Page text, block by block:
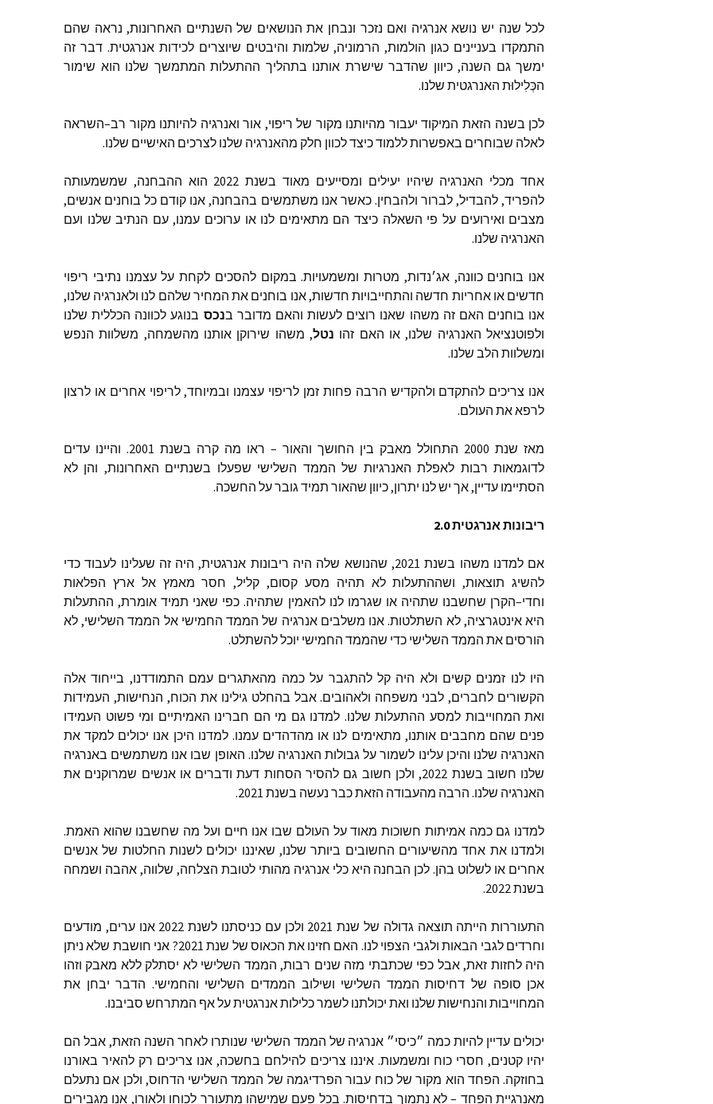
לכל שנה יש נושא אנרגיה ואם נזכר ונבחן את הנושאים של השנתיים האחרונות, נראה שהם
התמקדו בעניינים כגון הולמות, הרמוניה, שלמות והיבטים שיוצרים לכידות אנרגטית.דבר זה
ימשך גם השנה,כיוון שהדבר שישרת אותנו בתהליך ההתעלות המתמשך שלנו הוא שימור
הכְּלִילוּת האנרגטית שלנו.
לכן בשנה הזאת המיקוד יעבור מהיותנו מקור של ריפוי, אור ואנרגיה להיותנו מקור רב–השראה
לאלה שבוחרים באפשרותללמודכיצדלכוון חלק מהאנרגיה שלנו לצרכים האישיים שלנו.
אחד מכלי האנרגיה שיהיו יעילים ומסייעים מאוד בשנת2022 הוא ההבחנה, שמשמעותה
להפריד, להבדיל,לברור ולהבחין.כאשר אנו משתמשים בהבחנה, אנו קודם כל בוחנים אנשים,
מצבים ואירועים על פי השאלה כיצד הם מתאימים לנו או ערוכים עמנו,עם הנתיב שלנו ועם
האנרגיה שלנו.
אנו בוחנים כוונה,אג׳נדות, מטרות ומשמעויות. במקום להסכים לקחת על עצמנו נתיבי ריפוי
חדשים או אחריות חדשה והתחייבויות חדשות,אנו בוחנים את המחיר שלהם לנו ולאנרגיה שלנו,
אנו בוחנים האם זה משהו שאנו רוצים לעשות והאם מדובר בנכס בנוגע לכוונה הכללית שלנו
ולפוטנציאל האנרגיה שלנו, או האם זהו נטל, משהו שירוקן אותנו מהשמחה, משלוות הנפש
ומשלוות הלב שלנו.
אנו צריכים להתקדם ולהקדיש הרבה פחות זמן לריפוי עצמנו ובמיוחד,לריפוי אחרים או לרצון
לרפאאת העולם.
מאז שנת התחולל מאבק בין החושך והאור – ראו מה קרה בשנת והיינו עדים
לדוגמאות רבות לאפלת האנרגיות של הממד השלישי שפעלו בשנתיים האחרונות, והן לא
הסתיימו עדיין,אך ישלנו יתרון,כיוון שהאור תמיד גוברעל החשכה.
ריבונות אנרגטית2.0
אם למדנו משהו בשנת2021, שהנושא שלה היה ריבונות אנרגטית, היה זה שעלינו לעבוד כדי
להשיג תוצאות, ושההתעלות לא תהיה מסע קסום, קליל, חסר מאמץ אל ארץ הפלאות
וחדי–הקרן שחשבנו שתהיה או שגרמו לנו להאמין שתהיה. כפי שאני תמיד אומרת, ההתעלות
היא אינטגרציה,לא השתלטות. אנו משלבים אנרגיה של הממד החמישי אל הממד השלישי, לא
הורסים את הממד השלישי כדי שהממד החמישי יוכללהשתלט.
היו לנו זמנים קשים ולא היה קל להתגבר על כמה מהאתגרים עמם התמודדנו, בייחוד אלה
הקשורים לחברים, לבני משפחה ולאהובים.אבל בהחלט גילינו את הכוח, הנחישות, העמידות
ואת המחוייבות למסע ההתעלות שלנו. למדנו גם מי הם חברינו האמיתיים ומי פשוט העמידו
פנים שהם מחבבים אותנו, מתאימים לנו או מהדהדים עמנו.למדנו היכן אנו יכולים למקד את
האנרגיה שלנו והיכן עלינו לשמור על גבולות האנרגיה שלנו. האופן שבו אנו משתמשים באנרגיה
שלנו חשוב בשנת ולכן חשוב גם להסיר הסחות דעת ודברים או אנשים שמרוקנים את
האנרגיה שלנו. הרבה מהעבודה הזאתכבר נעשה בשנת
למדנו גם כמה אמיתות חשוכות מאוד על העולם שבו אנו חיים ועל מה שחשבנו שהוא האמת.
ולמדנו את אחד מהשיעורים החשובים ביותר שלנו, שאיננו יכולים לשנות החלטות של אנשים
אחרים או לשלוט בהן. לכן הבחנה היא כלי אנרגיה מהותי לטובת הצלחה, שלווה,אהבה ושמחה
בשנת
התעוררות הייתה תוצאה גדולה של שנת2021 ולכן עם כניסתנו לשנת2022 אנו ערים, מודעים
וחרדים לגבי הבאות ולגבי הצפוי לנו. האם חזינו את הכאוס של שנת2021? אני חושבת שלא ניתן
היה לחזות זאת,אבל כפי שכתבתי מזה שנים רבות, הממד השלישי לא יסתלק ללא מאבק וזהו
אכן סופה של דחיסות הממד השלישי ושילוב הממדים השלישי והחמישי. הדבר יבחן את
המחוייבות והנחישות שלנו ואת יכולתנו לשמרכלילותאנרגטיתעלאף המתרחש סביבנו.
יכולים עדיין להיות כמה ״כיסי״ אנרגיה של הממד השלישי שנותרו לאחר השנה הזאת,אבל הם
יהיו קטנים, חסרי כוח ומשמעות.איננו צריכים להילחם בחשכה, אנו צריכים רק להאיר באורנו
בחוזקה. הפחד הוא מקור של כוח עבור הפרדיגמה של הממד השלישי הדחוס, ולכן אם נתעלם
מאנרגיית הפחד –לא נתמוך בדחיסות. בכל פעם שמישהו מתעורר לכוחו ולאורו, אנו מגבירים